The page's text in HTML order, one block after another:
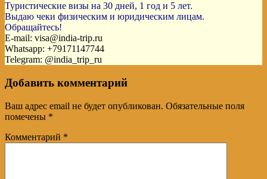
Туристические визы на 30 дней, 1 год и 5 лет.
Выдаю чеки физическим и юридическим лицам.
Обращайтесь!
E-mail: visa@india-trip.ru
Whatsapp: +79171147744
Telegram: @india_trip_ru
Добавить комментарий
Ваш адрес email не будет опубликован. Обязательные поля
помечены *
Комментарий *